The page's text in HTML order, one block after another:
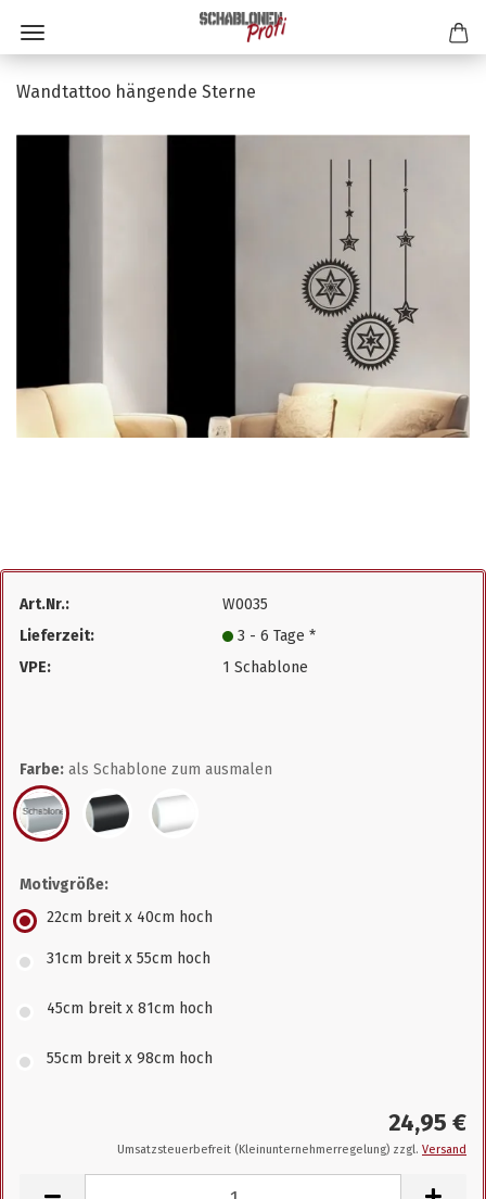
Wandtattoo hängende Sterne
Art.Nr.:
W0035
Lieferzeit:
3 - 6 Tage *
VPE:
1 Schablone
Farbe: als Schablone zum ausmalen
Motivgröße:
22cm breit x 40cm hoch
31cm breit x 55cm hoch
45cm breit x 81cm hoch
55cm breit x 98cm hoch
24,95 €
Umsatzsteuerbefreit (Kleinunternehmerregelung) zzgl. Versand